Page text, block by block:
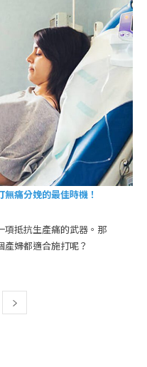
痛分娩的最佳時機！
項抵抗生產痛的武器。那
婦都適合施打呢？